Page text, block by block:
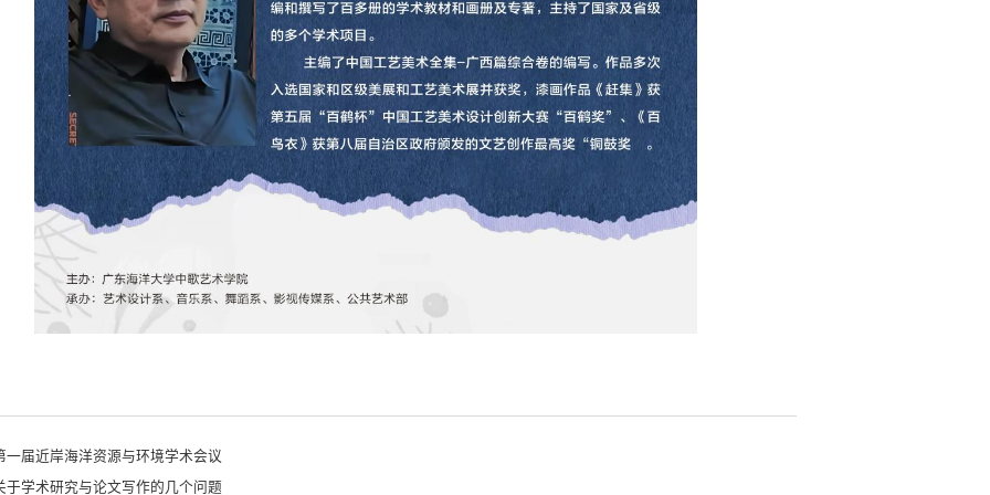
一届近岸海洋资源与环境学术会议
于学术研究与论文写作的几个问题